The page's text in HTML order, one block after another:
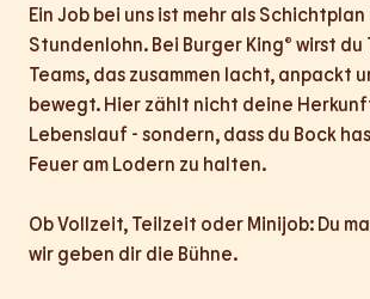
Ein Job bei uns ist mehr als Schichtplan
Stundenlohn. Bei Burger King® wirst du
Teams, das zusammen lacht, anpackt
bewegt. Hier zählt nicht deine
Lebenslauf - sondern, dass du Bock
Feuer am Lodern zu halten.
Ob Vollzeit, Teilzeit oder Minijob: Du
wir geben dir die Bühne.